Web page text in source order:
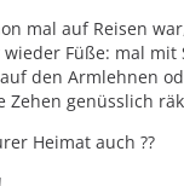
mal auf Reisen
Füße: mal mit
den Armlehnen
Zehen genüsslich
Heimat auch ??